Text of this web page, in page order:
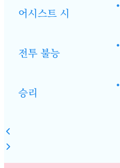
어시스트 시
•
전투 불능
•
승리
•